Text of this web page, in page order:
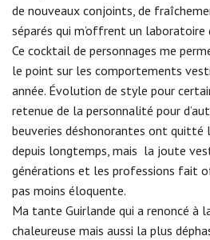
de nouveaux conjoints, de
séparés qui m’offrent un
Ce cocktail de personnages me
le point sur les comportements
année. Évolution de style pour
retenue de la personnalité pour
beuveries déshonorantes ont quitté
depuis longtemps, mais la joute
générations et les professions fait
pas moins éloquente.
Ma tante Guirlande qui a renoncé à
chaleureuse mais aussi la plus